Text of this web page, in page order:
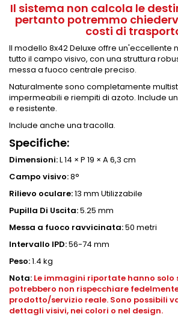
Il sistema non calcola le
pertanto potremmo
costi di
Il modello 8x42 Deluxe offre un'eccellente
tutto il campo visivo, con una struttura
messa a fuoco centrale preciso.
Naturalmente sono completamente
impermeabili e riempiti di azoto. Include
e resistente.
Include anche una tracolla.
Specifiche:
Dimensioni:L 14 × P 19 × A 6,3 cm
Campo visivo:8°
Rilievo oculare:13 mm Utilizzabile
Pupilla Di Uscita:5.25 mm
Messa a fuoco ravvicinata:50 metri
Intervallo IPD:56-74 mm
Peso:1.4 kg
Nota: Le immagini riportate hanno solo
potrebbero non rispecchiare
prodotto/servizio reale. Sono possibili
dettagli visivi, nei colori o nel design.